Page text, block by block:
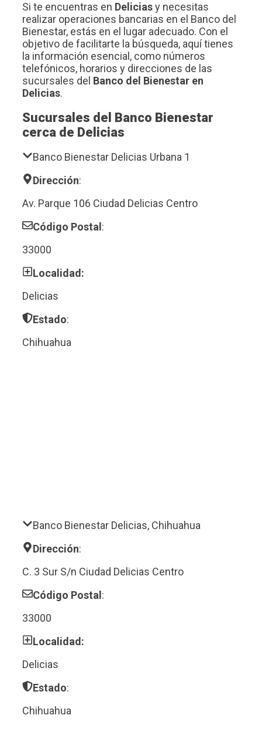
Si te encuentras en Deliciasy necesitas
realizar operaciones bancarias en el Banco del
Bienestar, estás en el lugar adecuado. Con el
objetivo de facilitarte la búsqueda, aquí tienes
la información esencial, como números
telefónicos, horarios y direcciones de las
sucursales del Banco del Bienestar en
Delicias.
Sucursales del Banco Bienestar
cerca de Delicias
Banco Bienestar Delicias Urbana 1
Dirección:
Av. Parque 106 Ciudad Delicias Centro
Código Postal:
33000
Localidad:
Delicias
Estado:
Chihuahua
Banco Bienestar Delicias, Chihuahua
Dirección:
C. 3 Sur S/n Ciudad Delicias Centro
Código Postal:
33000
Localidad:
Delicias
Estado:
Chihuahua